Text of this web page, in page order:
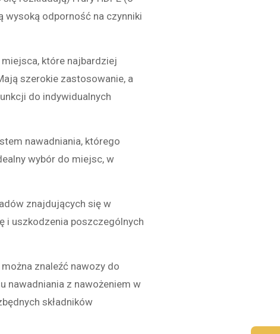
wysoką odporność na czynniki
które najbardziej
szerokie zastosowanie, a
do indywidualnych
nawadniania, którego
wybór do miejsc, w
znajdujących się w
i uszkodzenia poszczególnych
znaleźć nawozy do
nawadniania z nawożeniem w
składników